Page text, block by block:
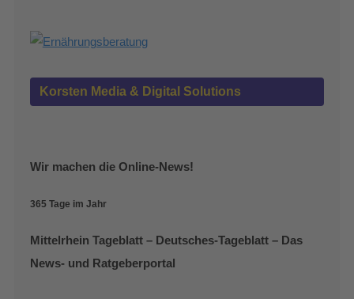
Korsten Media & Digital Solutions
Wir machen die Online-News!
365 Tage im Jahr
Mittelrhein Tageblatt – Deutsches-Tageblatt – Das
News- und Ratgeberportal